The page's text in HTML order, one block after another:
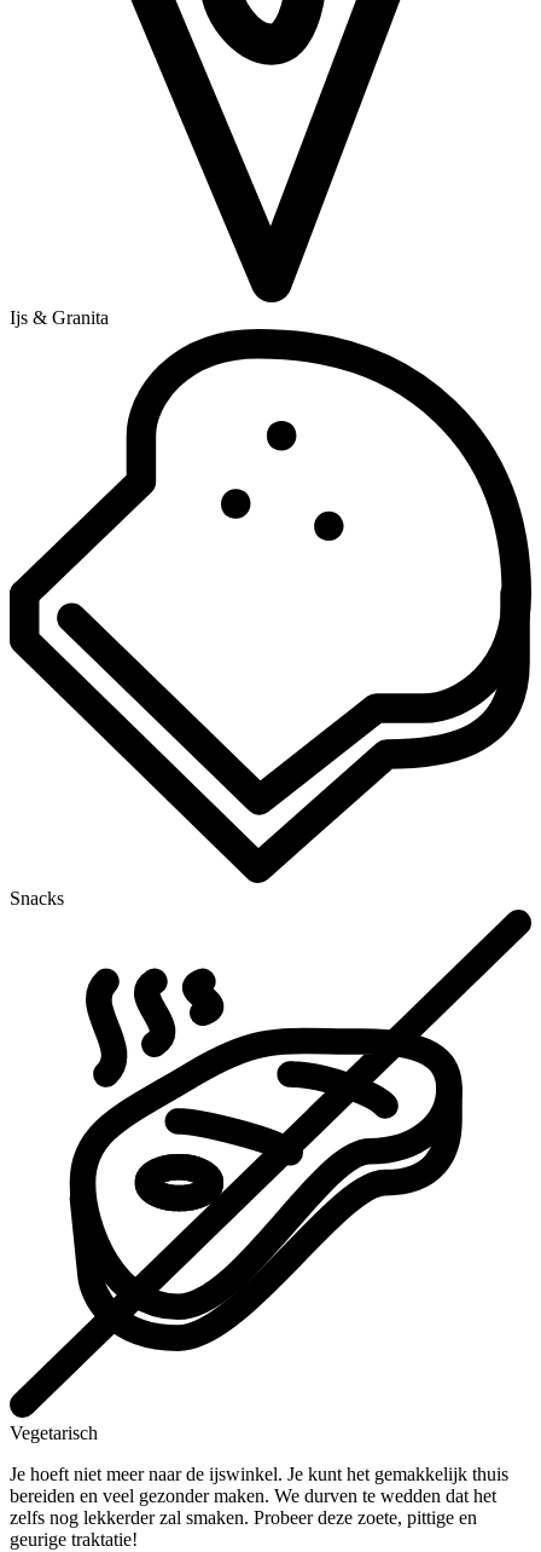
Ijs & Granita
Snacks
Vegetarisch
Je hoeft niet meer naar de ijswinkel. Je kunt het gemakkelijk thuis
bereiden en veel gezonder maken. We durven te wedden dat het
zelfs nog lekkerder zal smaken. Probeer deze zoete, pittige en
geurige traktatie!